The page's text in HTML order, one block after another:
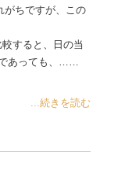
がちですが、この
すると、日の当
であっても、……
...続きを読む